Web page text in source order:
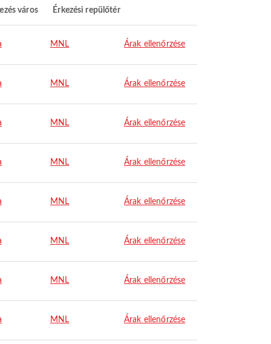
város Érkezési repülőtér
MNL Árak ellenőrzése
MNL Árak ellenőrzése
MNL Árak ellenőrzése
MNL Árak ellenőrzése
MNL Árak ellenőrzése
MNL Árak ellenőrzése
MNL Árak ellenőrzése
MNL Árak ellenőrzése